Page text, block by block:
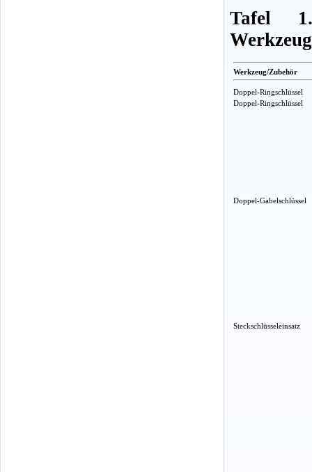
Tafel
Werkzeug/Zubehör
Doppel-Ringschlüssel
Doppel-Ringschlüssel
Doppel-Gabelschlüssel
Steckschlüsseleinsatz